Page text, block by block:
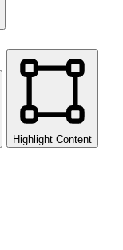
Highlight Content